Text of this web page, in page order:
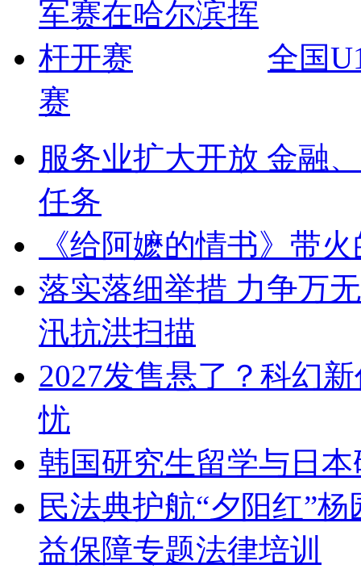
全国
赛
服务业扩大开放 金融
任务
《给阿嬷的情书》带
落实落细举措 力争万
汛抗洪扫描
2027发售悬了？科幻
忧
韩国研究生留学与日
民法典护航“夕阳红”
益保障专题法律培训